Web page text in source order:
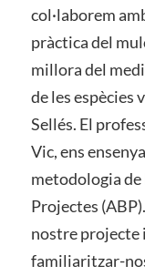
col·laborem
pràctica del
millora del
de les espècies
Sellés. El
Vic, ens
metodologia de
Projectes
nostre projecte
familiaritzar-